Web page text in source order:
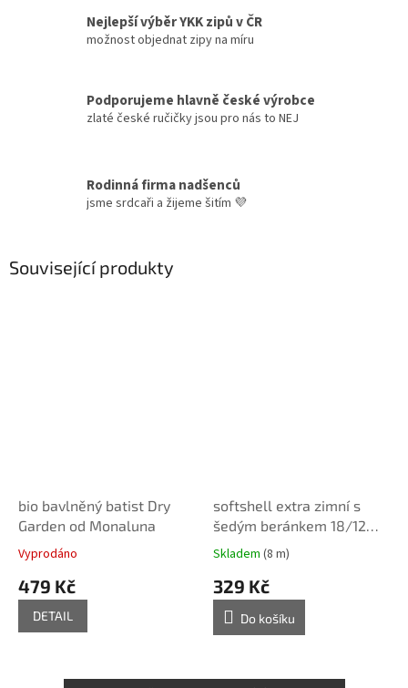
Nejlepší výběr YKK zipů v ČR
možnost objednat zipy na míru
Podporujeme hlavně české výrobce
zlaté české ručičky jsou pro nás to NEJ
Rodinná firma nadšenců
jsme srdcaři a žijeme šitím 💜
Související produkty
bio bavlněný batist Dry
Garden od Monaluna
Vyprodáno
479 Kč
DETAIL
softshell extra zimní s
šedým beránkem 18/12
bordó
Skladem (8 m)
329 Kč
Do košíku